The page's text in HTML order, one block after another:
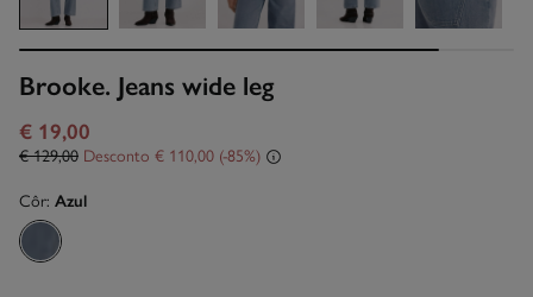
Brooke. Jeans wide leg
€ 19,00
€ 129,00 Desconto € 110,00 85
Côr: Azul